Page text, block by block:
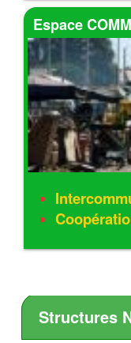
Espace
Structures